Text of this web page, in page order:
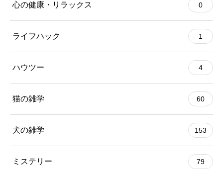
心の健康・リラックス 0
ライフハック 1
ハウツー 4
猫の雑学 60
犬の雑学 153
ミステリー 79